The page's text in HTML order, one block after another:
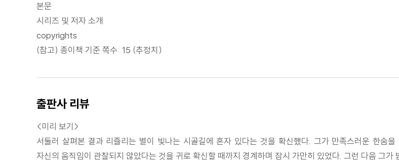
본문
시리즈 및 저자 소개
copyrights
(참고) 종이책 기준 쪽수: 15 (추정치)
출판사 리뷰
<미리 보기>
서둘러 살펴본 결과 리즐리는 별이 빛나는 시골길에 혼자 있다는 것을 확신했다. 그가 만족스러운 한숨
자신의 움직임이 관찰되지 않았다는 것을 귀로 확신할 때까지 경계하며 잠시 가만히 있었다. 그런 다음 그